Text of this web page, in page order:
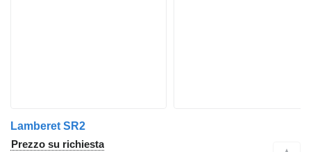
Lamberet SR2
Prezzo su richiesta